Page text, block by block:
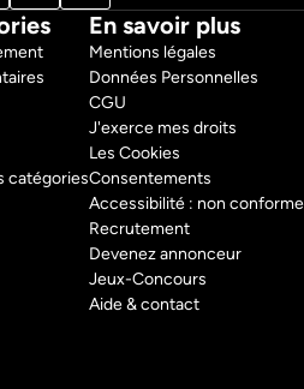
catégories
En savoir plus
Mentions légales
Données Personnelles
CGU
J'exerce mes droits
Les Cookies
Consentements
Accessibilité : non conforme
Recrutement
Devenez annonceur
Jeux-Concours
Aide & contact